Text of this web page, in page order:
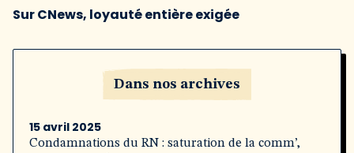
Sur CNews, loyauté entière exigée
Dans nos archives
15 avril 2025
Condamnations du RN : saturation de la comm’,